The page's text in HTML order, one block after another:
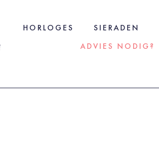
HORLOGES SIERADEN
ADVIES NODIG?